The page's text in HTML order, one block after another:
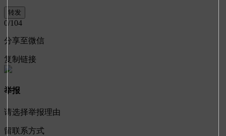
0/104
分享至微信
复制链接
举报
请选择举报理由
留联系方式